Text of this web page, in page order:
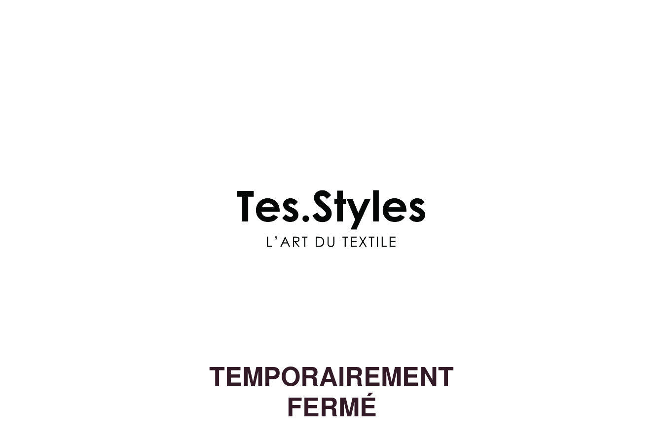
TEMPORAIREMENT
FERMÉ